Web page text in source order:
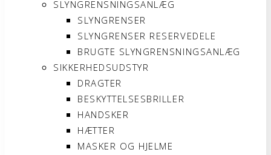
SLYNGRENSNINGSANLÆG
SLYNGRENSER
SLYNGRENSER RESERVEDELE
BRUGTE SLYNGRENSNINGSANLÆG
SIKKERHEDSUDSTYR
DRAGTER
BESKYTTELSESBRILLER
HANDSKER
HÆTTER
MASKER OG HJELME